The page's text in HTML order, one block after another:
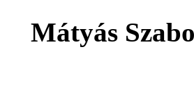
Mátyás